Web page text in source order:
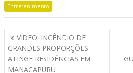
Entretenimento
VÍDEO: INCÊNDIO DE
GRANDES PROPORÇÕES
ATINGE RESIDÊNCIAS EM
MANACAPURU